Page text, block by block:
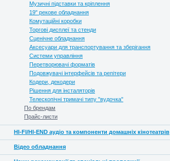
Музичні підставки та кріплення
19" рекове обладнання
Комутаційні коробки
Торгові дисплеї та стенди
Сценічне обладнання
Аксесуари для транспортування та зберігання
Системи управління
Перетворювачі форматів
Подовжувачі інтерфейсів та репітери
Кодери, декодери
Рішення для інсталяторів
Телескопічні тримачі типу "вудочка"
По брендам
Прайс-листи
HI-FI/HI-END аудіо та компоненти домашніх кінотеатрів
Відео обладнання